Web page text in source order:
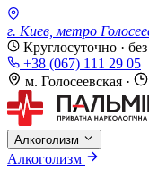
г. Киев, метро
Круглосуточно ·
+38 (067) 111 29 05
м. Голосеевская ·
Алкоголизм
Алкоголизм